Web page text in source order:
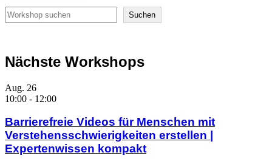
Suchen
Suchen
Nächste Workshops
Aug. 26
10:00 - 12:00
Barrierefreie Videos für Menschen mit
Verstehensschwierigkeiten erstellen |
Expertenwissen kompakt